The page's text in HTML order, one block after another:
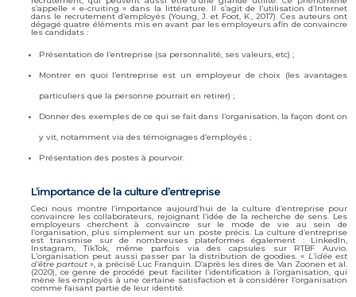
s’appelle « e-cruiting » dans la littérature. Il s’agit de l’utilisation d’Internet
dans le recrutement d’employés (Young, J. et Foot, K., 2017). Ces auteurs ont
dégagé quatre éléments mis en avant par les employeurs afin de convaincre
les candidats :
Présentation de l’entreprise (sa personnalité, ses valeurs, etc) ;
Montrer en quoi l’entreprise est un employeur de choix (les avantages
particuliers que la personne pourrait en retirer) ;
Donner des exemples de ce qui se fait dans l’organisation, la façon dont on
y vit, notamment via des témoignages d’employés ;
Présentation des postes à pourvoir.
L’importance de la culture d’entreprise
Ceci nous montre l’importance aujourd’hui de la culture d’entreprise pour
convaincre les collaborateurs, rejoignant l’idée de la recherche de sens. Les
employeurs cherchent à convaincre sur le mode de vie au sein de
l’organisation, plus simplement sur un poste précis. La culture d’entreprise
est transmise sur de nombreuses plateformes également : LinkedIn,
Instagram, TikTok, même parfois via des capsules sur RTBF Auvio.
L’organisation peut aussi passer par la distribution de goodies. « L’idée est
d’être partout », a précisé Luc Franquin. D’après les dires de Van Zoonen et al.
(2020), ce genre de procédé peut faciliter l’identification à l’organisation, qui
mène les employés à une certaine satisfaction et à considérer l’organisation
comme faisant partie de leur identité.